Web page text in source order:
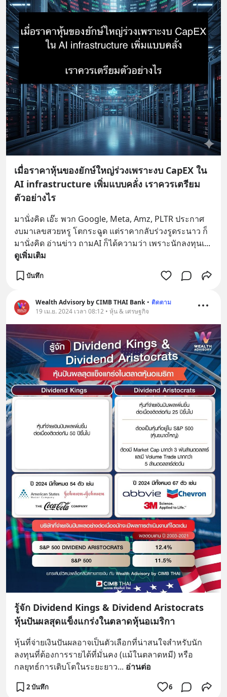
เมื่อราคาหุ้นของยักษ์ใหญ่ร่วงเพราะงบ CapEX ใน
AI infrastructure เพิ่มแบบคลั่ง เราควรเตรียม
ตัวอย่างไร
มานั่งคิด เอ๊ะ พวก Google, Meta, Amz, PLTR ประกาศ
งบมาเลขสวยหรู โตกระฉูด แต่ราคากลับร่วงรูดระนาว ก็
มานั่งคิด อ่านข่าว ถามAI ก็ได้ความว่า เพราะนักลงทุนเ...
ดูเพิ่มเติม
บันทึก
Wealth Advisory by CIMB THAI Bank • ติดตาม
19 เม.ย. 2024 เวลา 08:12 • หุ้น & เศรษฐกิจ
รู้จัก Dividend Kings & Dividend Aristocrats
หุ้นปันผลสุดแข็งแกร่งในตลาดหุ้นอเมริกา
หุ้นที่จ่ายเงินปันผลอาจเป็นตัวเลือกที่น่าสนใจสำหรับนัก
ลงทุนที่ต้องการรายได้ที่มั่นคง (แม้ในตลาดหมี) หรือ
กลยุทธ์การเติบโตในระยะยาว... อ่านต่อ
2 บันทึก 6